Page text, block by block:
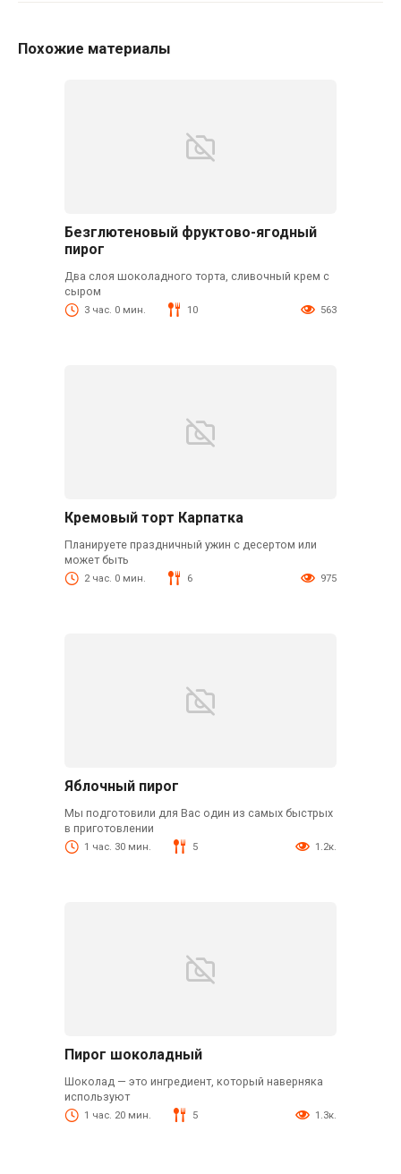
Похожие материалы
Безглютеновый фруктово-ягодный
пирог
Два слоя шоколадного торта, сливочный крем с
сыром
3 час. 0 мин. 10 563
Кремовый торт Карпатка
Планируете праздничный ужин с десертом или
может быть
2 час. 0 мин. 6 975
Яблочный пирог
Мы подготовили для Вас один из самых быстрых
в приготовлении
1 час. 30 мин. 5 1.2к.
Пирог шоколадный
Шоколад — это ингредиент, который наверняка
используют
1 час. 20 мин. 5 1.3к.